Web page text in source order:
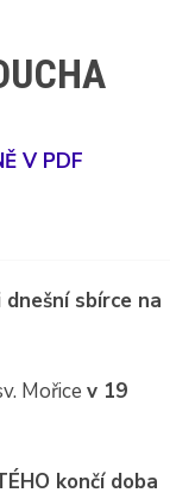
V PDF
sbírce na
Mořicev 19
končí doba